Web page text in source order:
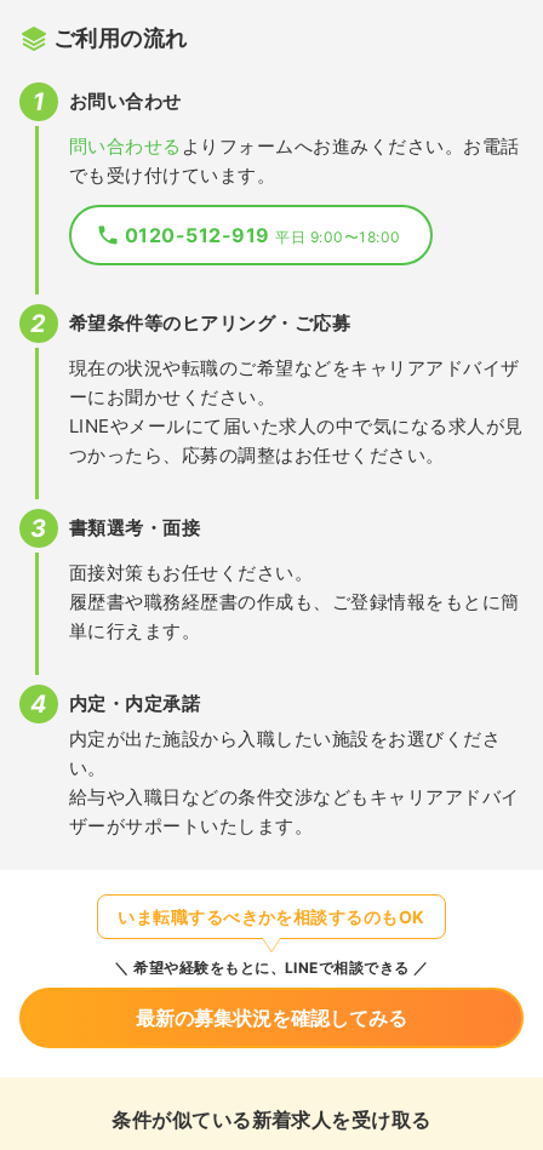
ご利用の流れ
お問い合わせ
問い合わせる よりフォームへお進みください。お電話
でも受け付けています。
0120-512-919平日 9:00〜18:00
希望条件等のヒアリング・ご応募
現在の状況や転職のご希望などをキャリアアドバイザ
ーにお聞かせください。
LINEやメールにて届いた求人の中で気になる求人が見
つかったら、応募の調整はお任せください。
書類選考・面接
面接対策もお任せください。
履歴書や職務経歴書の作成も、ご登録情報をもとに簡
単に行えます。
内定・内定承諾
内定が出た施設から入職したい施設をお選びくださ
い。
給与や入職日などの条件交渉などもキャリアアドバイ
ザーがサポートいたします。
いま転職するべきかを相談するのもOK
希望や経験をもとに、LINEで相談できる
最新の募集状況を確認してみる
条件が似ている新着求人を受け取る